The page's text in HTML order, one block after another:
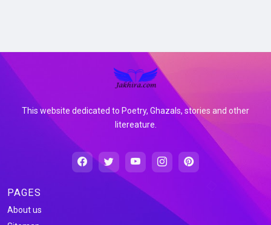
This website dedicated to Poetry, Ghazals, stories and other
litereature.
PAGES
About us